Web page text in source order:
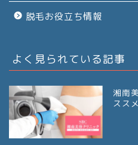
脱毛お役立ち情報
よく見られている記事
湘南
スス